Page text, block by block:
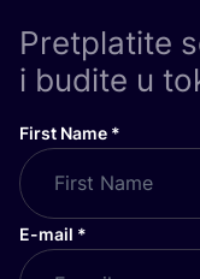
Pretplatite
i budite u
First Name *
E-mail *